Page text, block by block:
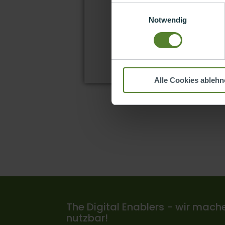
Notwendig
Alle Cookies
The Digital Enablers - wir
nutzbar!